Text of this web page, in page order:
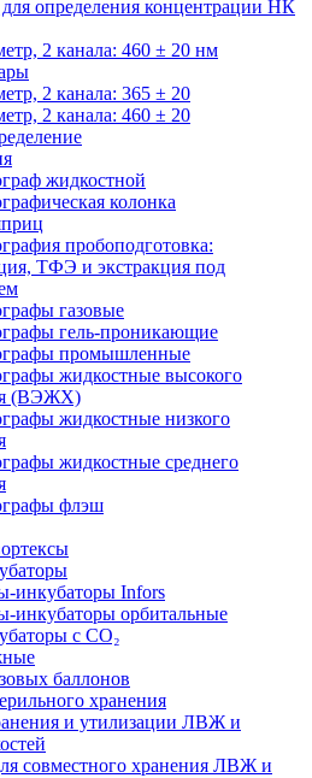
определения концентрации НК
2 канала: 460 ± 20 нм
2 канала: 365 ± 20
2 канала: 460 ± 20
жидкостной
колонка
пробоподготовка:
ТФЭ и экстракция под
газовые
гель-проникающие
промышленные
жидкостные высокого
(ВЭЖХ)
жидкостные низкого
жидкостные среднего
флэш
инкубаторы Infors
инкубаторы орбитальные
с CО₂
баллонов
хранения
и утилизации ЛВЖ и
совместного хранения ЛВЖ и